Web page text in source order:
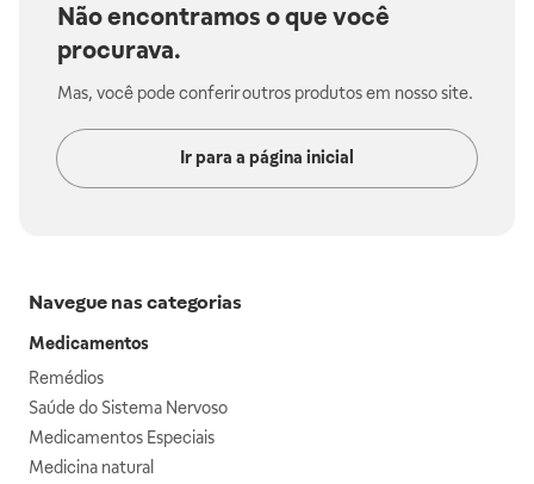
Não encontramos o que você
procurava.
Mas, você pode conferir outros produtos em nosso site.
Ir para a página inicial
Navegue nas categorias
Medicamentos
Remédios
Saúde do Sistema Nervoso
Medicamentos Especiais
Medicina natural